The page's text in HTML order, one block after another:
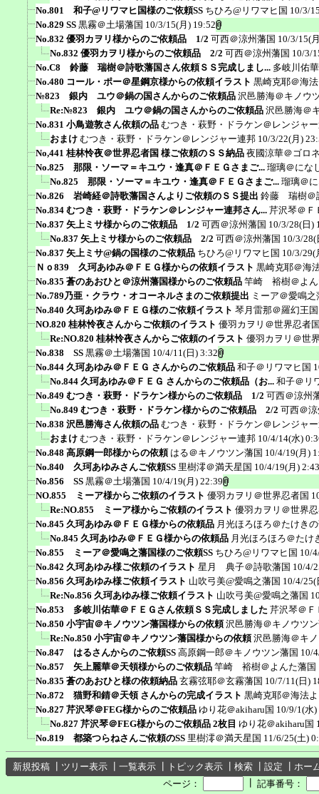
No.801 和子@リワマヒ国様のご依頼SS ちひろ@リワマヒ国 10/3/
No.829 SS 黒霧＠土場藩国 10/3/15(月) 19:52
No.832 優羽カヲリ様からのご依頼品 1/2 可西＠涼州藩国 10/3/15(
No.832 優羽カヲリ様からのご依頼品 2/2 可西＠涼州藩国 10/3/
No.C8 鈴藤 瑞樹＠詩歌藩国さん依頼ＳＳ完成しまし... 多岐川佑
No.480 コール・ポー＠星鋼京様からの依頼イラスト 黒崎克耶＠海
№823 銀内 ユウ＠鍋の国さんからのご依頼品 沢邑勝海＠キノウ
Re:№823 銀内 ユウ＠鍋の国さんからのご依頼品 沢邑勝海＠
No.831 小鳥遊敦さん依頼の品 むつき・萩野・ドラケン＠レンジャ
おまけ むつき・萩野・ドラケン＠レンジャー連邦 10/3/22(月)
No,441 桂林怜夜＠世界忍者国 様ご依頼のＳＳ納品 夜國涼華＠ゴロ
No.825 那限・ソーマ＝キユウ・逢真＠ＦＥＧさまご... 瑠璃＠にな
No.825 那限・ソーマ＝キユウ・逢真＠ＦＥＧさまご... 瑠璃＠
No.826 岩崎経＠詩歌藩国さんよりご依頼のＳＳ提出 鈴藤 瑞樹＠
No.834 むつき・萩野・ドラケン＠レンジャー連邦さん... 芹沢琴＠Ｆ
No.837 矢上ミサ様からのご依頼品 1/2 可西＠涼州藩国 10/3/28(日)
No.837 矢上ミサ様からのご依頼品 2/2 可西＠涼州藩国 10/3/28(
No.837 矢上ミサ@鍋の国様のご依頼品 ちひろ@リワマヒ国 10/3/29(
Ｎｏ839 久珂あゆみ＠ＦＥＧ様からの依頼イラスト 黒崎克耶＠海
No.835 蒼のあおひと＠涼州藩国様からのご依頼品 竿崎 裕樹＠よん
No.789乃亜・クラウ・オコーネルさまのご依頼提出 ミーア＠愛鳴之
No.840 久珂あゆみ＠ＦＥＧ様のご依頼イラスト 琴月雷那＠羅幻王国
NO.820 桂林怜夜さんからご依頼のイラスト 優羽カヲリ＠世界忍者
Re:NO.820 桂林怜夜さんからご依頼のイラスト 優羽カヲリ＠世
No.838 SS 黒霧＠土場藩国 10/4/11(日) 3:32
No.844 久珂あゆみ＠ＦＥＧ さんからのご依頼品 和子＠リワマヒ国
No.844 久珂あゆみ＠ＦＥＧ さんからのご依頼品（お... 和子＠リ
No.849 むつき・萩野・ドラケン様からのご依頼品 1/2 可西＠涼州
No.849 むつき・萩野・ドラケン様からのご依頼品 2/2 可西＠
No.838 沢邑勝海さん依頼の品 むつき・萩野・ドラケン＠レンジャ
おまけ むつき・萩野・ドラケン＠レンジャー連邦 10/4/14(水)
No.848 高原鋼一郎様からの依頼 はる＠キノウツン藩国 10/4/19(月)
No.840 久珂あゆみさんご依頼SS 里樹澪＠満天星国 10/4/19(月) 2:43
No.856 SS 黒霧＠土場藩国 10/4/19(月) 22:39
NO.855 ミーア様からご依頼のイラスト 優羽カヲリ＠世界忍者国
Re:NO.855 ミーア様からご依頼のイラスト 優羽カヲリ＠世界
No.845 久珂あゆみ＠ＦＥＧ様からの依頼品 月光ほろほろ＠たけき
No.845 久珂あゆみ＠ＦＥＧ様からの依頼品 月光ほろほろ＠たけ
No.855 ミーア＠愛鳴之藩国様のご依頼SS ちひろ@リワマヒ国 10/
No.842 久珂あゆみ様ご依頼のイラスト 星月 典子＠詩歌藩国 10/4/
No.856 久珂あゆみ様ご依頼イラスト 山吹弓美@愛鳴之藩国 10/4/25(
Re:No.856 久珂あゆみ様ご依頼イラスト 山吹弓美@愛鳴之藩国
No.853 多岐川佑華＠ＦＥＧさん依頼ＳＳ完成しました 芹沢琴＠Ｆ
No.850 小宇宙＠キノウツン藩国様からの依頼 沢邑勝海＠キノウツ
Re:No.850 小宇宙＠キノウツン藩国様からの依頼 沢邑勝海＠キ
No.847 はるさんからのご依頼SS 高原鋼一郎＠キノウツン藩国 10/
No.857 矢上麗華＠天領様からのご依頼品 竿崎 裕樹＠よんた藩国
No.835 蒼のあおひと様の依頼納品 玄霧弦耶＠玄霧藩国 10/7/11(日)
No.872 猫野和錆＠天領 さんからの完成イラスト 黒崎克耶＠海法
No.827 芹沢琴＠FEG様からのご依頼品 ゆり花＠akiharu国 10/9/1(水)
No.827 芹沢琴＠FEG様からのご依頼品 2枚目 ゆり花＠akiharu国
No.819 都築つらねさんご依頼のSS 里樹澪＠満天星国 11/6/25(土)
新規投稿 ツリー表示 一覧表示 トピック表示 検索 設定
ホー
ページ：
記事番号：